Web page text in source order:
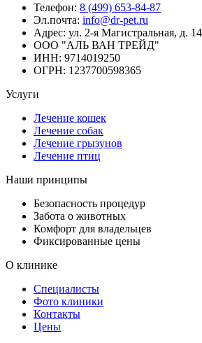
Телефон: 8 (499) 653-84-87
Эл.почта: info@dr-pet.ru
Адрес: ул. 2-я Магистральная, д.
ООО "АЛЬ ВАН ТРЕЙД"
ИНН: 9714019250
ОГРН: 1237700598365
Услуги
Лечение кошек
Лечение собак
Лечение грызунов
Лечение птиц
Наши принципы
Безопасность процедур
Забота о животных
Комфорт для владельцев
Фиксированные цены
О клинике
Специалисты
Фото клиники
Контакты
Цены